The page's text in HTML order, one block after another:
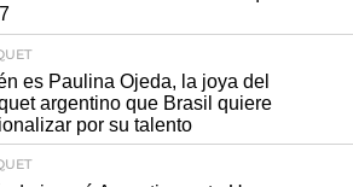
es Paulina Ojeda, la joya del
argentino que Brasil quiere
por su talento